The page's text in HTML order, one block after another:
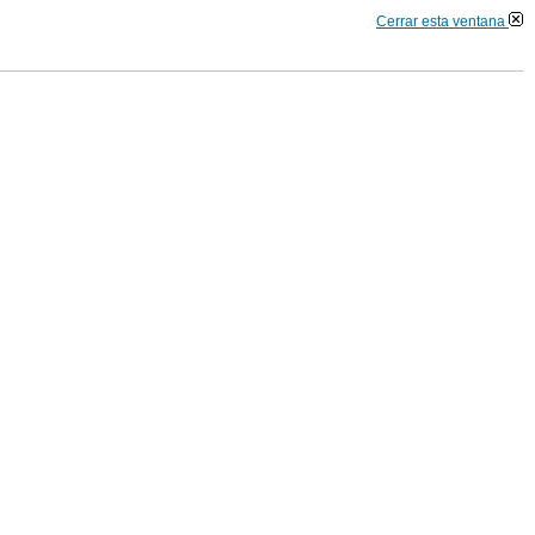
Cerrar esta ventana